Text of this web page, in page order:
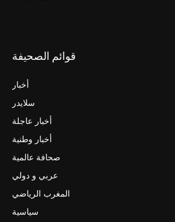
قوائم الصحيفة
أخبار
سلايدر
أخبار عاجلة
أخبار وطنية
صحافة عالمية
عربي و دولي
المغرب الرياضي
سياسية